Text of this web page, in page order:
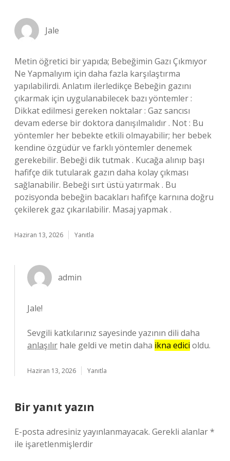
Jale
Metin öğretici bir yapıda; Bebeğimin Gazı Çıkmıyor
Ne Yapmalıyım için daha fazla karşılaştırma
yapılabilirdi. Anlatım ilerledikçe Bebeğin gazını
çıkarmak için uygulanabilecek bazı yöntemler :
Dikkat edilmesi gereken noktalar : Gaz sancısı
devam ederse bir doktora danışılmalıdır . Not : Bu
yöntemler her bebekte etkili olmayabilir; her bebek
kendine özgüdür ve farklı yöntemler denemek
gerekebilir. Bebeği dik tutmak . Kucağa alınıp başı
hafifçe dik tutularak gazın daha kolay çıkması
sağlanabilir. Bebeği sırt üstü yatırmak . Bu
pozisyonda bebeğin bacakları hafifçe karnına doğru
çekilerek gaz çıkarılabilir. Masaj yapmak .
Haziran 13, 2026 Yanıtla
admin
Jale!
Sevgili katkılarınız sayesinde yazının dili daha
anlaşılır hale geldi ve metin daha ikna edici oldu.
Haziran 13, 2026 Yanıtla
Bir yanıt yazın
E-posta adresiniz yayınlanmayacak. Gerekli alanlar*
ile işaretlenmişlerdir